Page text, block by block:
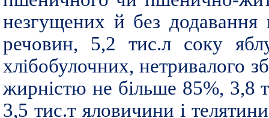
незгущених й без
речовин, 5,2 тис.л соку
хлібобулочних, нетривалого
жирністю не більше 85%, 3,8
3,5 тис.т яловичини і